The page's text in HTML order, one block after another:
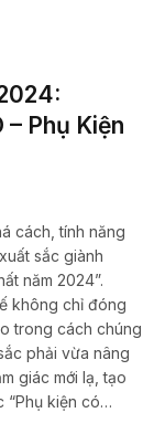
– Phụ Kiện
cách, tính năng
sắc giành
năm 2024”.
không chỉ đóng
trong cách chúng
phải vừa nâng
giác mới lạ, tạo
“Phụ kiện có…